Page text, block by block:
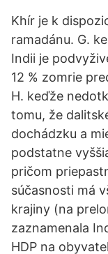
Khír je k
ramadánu. G.
Indii je
12 % zomrie
H. keďže
tomu, že
dochádzku a
podstatne
pričom
súčasnosti má
krajiny (na
zaznamenala
HDP na